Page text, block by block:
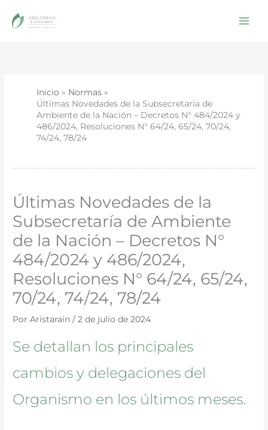
Inicio
Normas
Últimas Novedades de la Subsecretaría de
Ambiente de la Nación – Decretos N° 484/2024 y
486/2024, Resoluciones N° 64/24, 65/24, 70/24,
74/24, 78/24
Últimas Novedades de la
Subsecretaría de Ambiente
de la Nación – Decretos N°
484/2024 y 486/2024,
Resoluciones N° 64/24, 65/24,
70/24, 74/24, 78/24
PorAristarain/2 de julio de 2024
Se detallan los principales
cambios y delegaciones del
Organismo en los últimos meses.